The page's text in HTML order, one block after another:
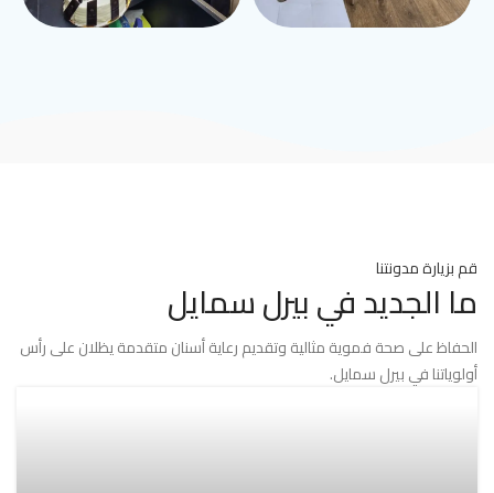
قم بزيارة مدونتنا
ما الجديد في بيرل سمايل
الحفاظ على صحة فموية مثالية وتقديم رعاية أسنان متقدمة يظلان على رأس
أولوياتنا في بيرل سمايل.